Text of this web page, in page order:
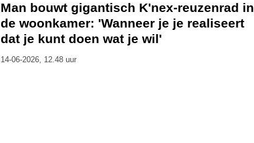
Man bouwt gigantisch K'nex-reuzenrad in
de woonkamer: 'Wanneer je je realiseert
dat je kunt doen wat je wil'
14-06-2026, 12.48 uur